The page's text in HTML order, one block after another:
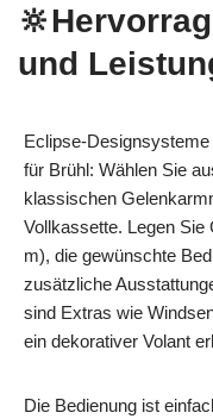
und
Eclipse-
für Brühl: Wählen Sie
klassischen
Vollkassette. Legen Sie
m), die gewünschte
zusätzliche
sind Extras wie
ein dekorativer Volant
Die Bedienung ist